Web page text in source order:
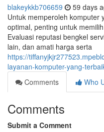
blakeykkb706659 59 days
Untuk memperoleh komputer
optimal, penting untuk
Evaluasi reputasi bengkel
lain, dan amati harga serta
https://
layanan-komputer-yang-
Comments
Who
Comments
Submit a Comment